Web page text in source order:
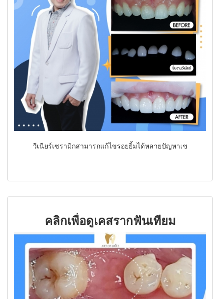
วีเนียร์เซรามิกสามารถแก้ไขรอยยิ้มได้หลายปัญหาเช
คลิกเพื่อดูเคสรากฟันเทียม